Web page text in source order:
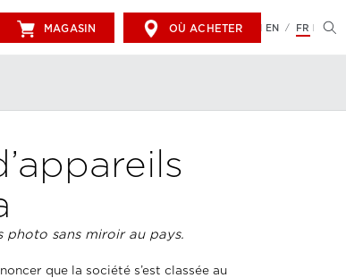
MAGASIN OÙ ACHETER EN / FR
photo sans miroir au pays.
que la société s’est classée au